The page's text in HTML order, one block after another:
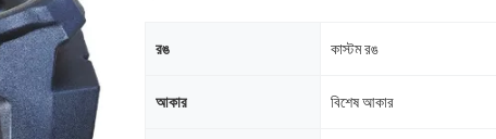
রঙ কাস্টম রঙ
আকার বিশেষ আকার